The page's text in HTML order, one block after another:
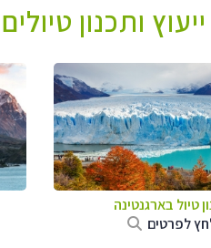
ותכנון
טיול בארגנטינה
לפרטים